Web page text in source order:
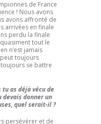
de France
! Nous avons
avons affronté de
arrivées en finale
perdu la finale
tout le
n’est jamais
toujours
se battre
tu as déjà vécu de
donner un
quel serait-il ?
persévérer et de